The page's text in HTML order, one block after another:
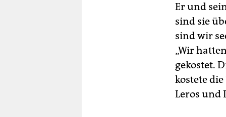
Er und
sind sie
sind wir
„Wir
gekostet.
kostete
Leros und